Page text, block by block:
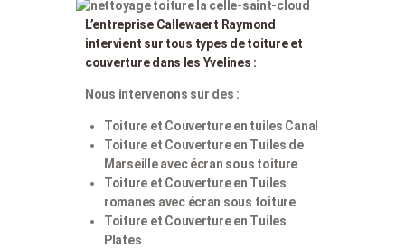
L’entreprise Callewaert Raymond
intervient sur tous types de toiture et
couverture dans les Yvelines :
Nous intervenons sur des :
Toiture et Couverture en tuiles Canal
Toiture et Couverture en Tuiles de
Marseille avec écran sous toiture
Toiture et Couverture en Tuiles
romanes avec écran sous toiture
Toiture et Couverture en Tuiles
Plates